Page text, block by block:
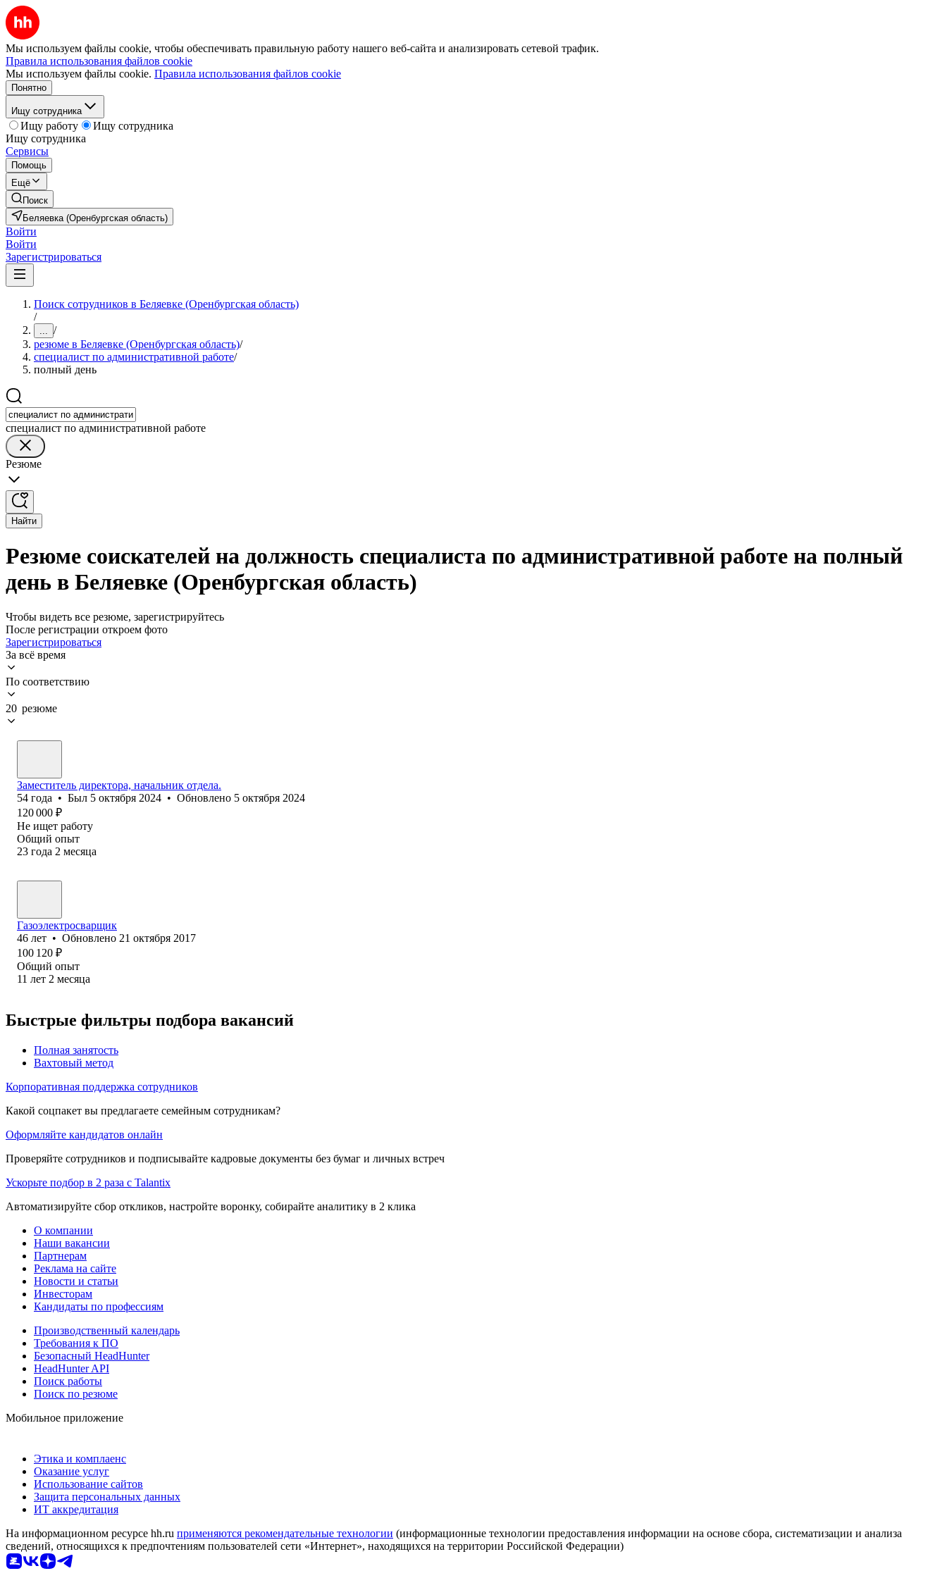
Мы используем файлы cookie, чтобы обеспечивать правильную работу нашего веб-сайта и анализировать сетевой трафик.
Правила использования файлов cookie
Мы используем файлы cookie. Правила использования файлов cookie
Понятно
Ищу сотрудника
Ищу работу
Ищу сотрудника
Ищу сотрудника
Сервисы
Помощь
Ещё
Поиск
Беляевка (Оренбургская область)
Войти
Войти
Зарегистрироваться
Поиск сотрудников в Беляевке (Оренбургская область)
/
... /
резюме в Беляевке (Оренбургская область)/
специалист по административной работе/
полный день
специалист по административной работе
Резюме
Найти
Резюме соискателей на должность специалиста по административной работе на полный
день в Беляевке (Оренбургская область)
Чтобы видеть все резюме, зарегистрируйтесь
После регистрации откроем фото
Зарегистрироваться
За всё время
По соответствию
20 резюме
Заместитель директора, начальник отдела.
54 года • Был 5 октября 2024 • Обновлено 5 октября 2024
120 000 ₽
Не ищет работу
Общий опыт
23 года 2 месяца
Газоэлектросварщик
46 лет • Обновлено 21 октября 2017
100 120 ₽
Общий опыт
11 лет 2 месяца
Быстрые фильтры подбора вакансий
Полная занятость
Вахтовый метод
Корпоративная поддержка сотрудников
Какой соцпакет вы предлагаете семейным сотрудникам?
Оформляйте кандидатов онлайн
Проверяйте сотрудников и подписывайте кадровые документы без бумаг и личных встреч
Ускорьте подбор в 2 раза с Talantix
Автоматизируйте сбор откликов, настройте воронку, собирайте аналитику в 2 клика
О компании
Наши вакансии
Партнерам
Реклама на сайте
Новости и статьи
Инвесторам
Кандидаты по профессиям
Производственный календарь
Требования к ПО
Безопасный HeadHunter
HeadHunter API
Поиск работы
Поиск по резюме
Мобильное приложение
Этика и комплаенс
Оказание услуг
Использование сайтов
Защита персональных данных
ИТ аккредитация
На информационном ресурсе hh.ru применяются рекомендательные технологии (информационные технологии предоставления информации на основе сбора, систематизации и анализа
сведений, относящихся к предпочтениям пользователей сети «Интернет», находящихся на территории Российской Федерации)